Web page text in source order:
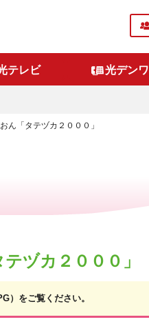
テレビ 光デンワ
「タテヅカ２０００」
ヅカ２０００」
をご覧ください。